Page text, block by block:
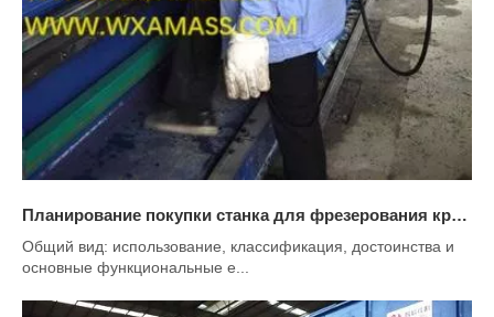
Планирование покупки станка для фрезерования кромок листового металла
Общий вид: использование, классификация, достоинства и
основные функциональные е...